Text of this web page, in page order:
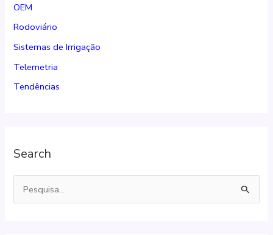
OEM
Rodoviário
Sistemas de Irrigação
Telemetria
Tendências
Search